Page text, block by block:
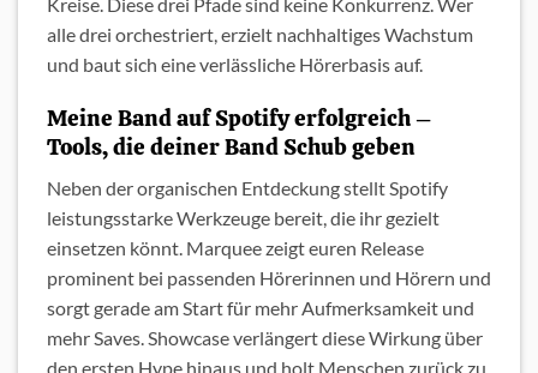
alle drei orchestriert, erzielt nachhaltiges Wachstum
und baut sich eine verlässliche Hörerbasis auf.
Meine Band auf Spotify erfolgreich –
Tools, die deiner Band Schub geben
Neben der organischen Entdeckung stellt Spotify
leistungsstarke Werkzeuge bereit, die ihr gezielt
einsetzen könnt. Marquee zeigt euren Release
prominent bei passenden Hörerinnen und Hörern und
sorgt gerade am Start für mehr Aufmerksamkeit und
mehr Saves. Showcase verlängert diese Wirkung über
den ersten Hype hinaus und holt Menschen zurück zu